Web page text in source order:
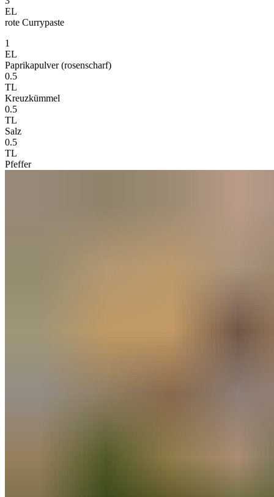
EL
rote Currypaste
1
EL
Paprikapulver (rosenscharf)
0.5
TL
Kreuzkümmel
0.5
TL
Salz
0.5
TL
Pfeffer